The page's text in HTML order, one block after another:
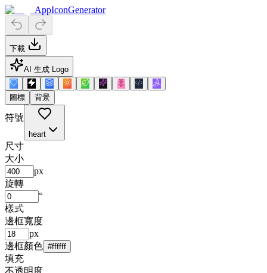
AppIconGenerator
下載
AI 生成 Logo
圖標 背景
符號
heart
尺寸
大小
px
旋轉
°
樣式
邊框寬度
px
邊框顏色 #ffffff
填充
不透明度